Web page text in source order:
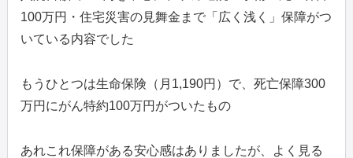
100万円・住宅災害の見舞金まで「広く浅く」保障がつ
いている内容でした
もうひとつは生命保険（月1,190円）で、死亡保障300
万円にがん特約100万円がついたもの
あれこれ保障がある安心感はありましたが、よく見る